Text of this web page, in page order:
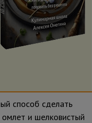
способ сделать
и шелковистый